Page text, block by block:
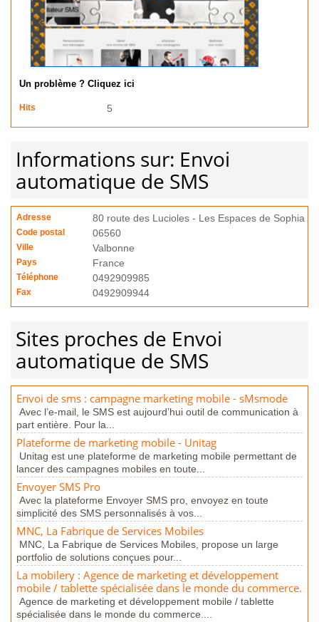
Un problème ? Cliquez ici
Hits 5
Informations sur: Envoi
automatique de SMS
Adresse 80 route des Lucioles - Les Espaces de Sophia
Code postal 06560
Ville Valbonne
Pays France
Téléphone 0492909985
Fax 0492909944
Sites proches de Envoi
automatique de SMS
Envoi de sms : campagne marketing mobile - sMsmode
Avec l’e-mail, le SMS est aujourd’hui outil de communication à
part entière. Pour la...
Plateforme de marketing mobile - Unitag
Unitag est une plateforme de marketing mobile permettant de
lancer des campagnes mobiles en toute...
Envoyer SMS Pro
Avec la plateforme Envoyer SMS pro, envoyez en toute
simplicité des SMS personnalisés à vos...
MNC, La Fabrique de Services Mobiles
MNC, La Fabrique de Services Mobiles, propose un large
portfolio de solutions conçues pour...
La mobilery : Agence de marketing et développement
mobile / tablette spécialisée dans le monde du commerce.
Agence de marketing et développement mobile / tablette
spécialisée dans le monde du commerce....